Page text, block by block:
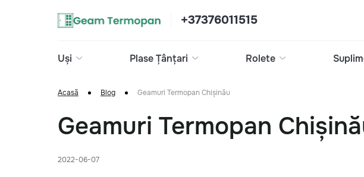
+37376011515
Uși Plase Țânțari Rolete
Acasă Blog Geamuri Termopan Chișinău
Geamuri Termopan
2022-06-07